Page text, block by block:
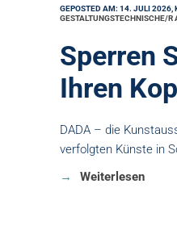
GEPOSTED AM: 14. JULI 2026,
GESTALTUNGSTECHNISCHE/R
Sperren
Ihren
DADA – die
verfolgten Künste in
Weiterlesen